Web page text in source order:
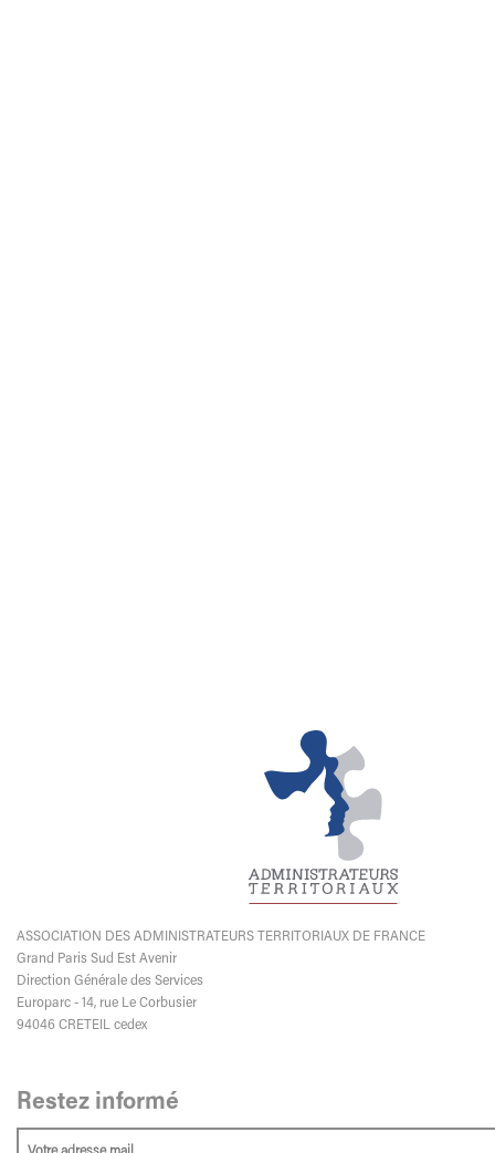
ASSOCIATION DES ADMINISTRATEURS TERRITORIAUX DE FRANCE
Grand Paris Sud Est Avenir
Direction Générale des Services
Europarc - 14, rue Le Corbusier
94046 CRETEIL cedex
Restez informé